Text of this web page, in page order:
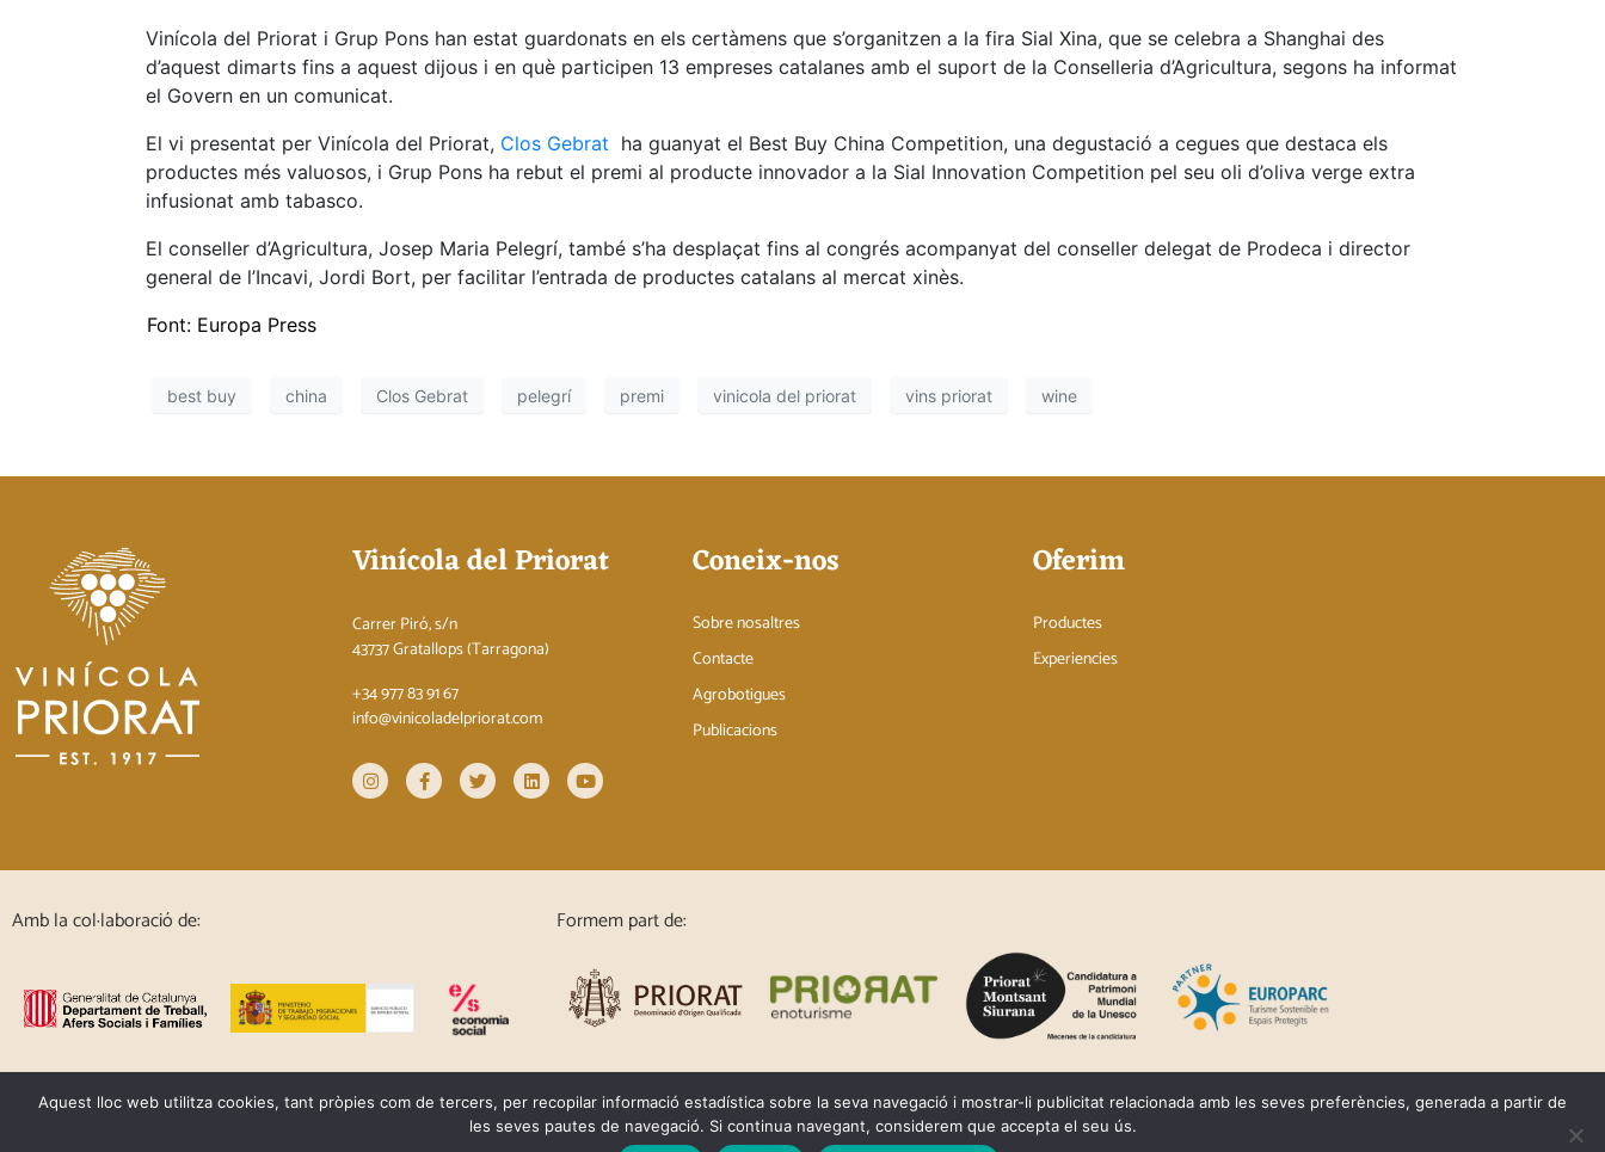
Vinícola del Priorat i Grup Pons han estat guardonats en els certàmens que s’organitzen a la fira Sial Xina, que se celebra a Shanghai des
d’aquest dimarts fins a aquest dijous i en què participen 13 empreses catalanes amb el suport de la Conselleria d’Agricultura, segons ha informat
el Govern en un comunicat.
El vi presentat per Vinícola del Priorat, Clos Gebrat ha guanyat el Best Buy China Competition, una degustació a cegues que destaca els
productes més valuosos, i Grup Pons ha rebut el premi al producte innovador a la Sial Innovation Competition pel seu oli d’oliva verge extra
infusionat amb tabasco.
El conseller d’Agricultura, Josep Maria Pelegrí, també s’ha desplaçat fins al congrés acompanyat del conseller delegat de Prodeca i director
general de l’Incavi, Jordi Bort, per facilitar l’entrada de productes catalans al mercat xinès.
Font: Europa Press
best buy china Clos Gebrat pelegrí premi vinicola del priorat vins priorat wine
Vinícola del Priorat
Carrer Piró, s/n
43737 Gratallops (Tarragona)
+34 977 83 91 67
info@vinicoladelpriorat.com
Coneix-nos
Sobre nosaltres
Contacte
Agrobotigues
Publicacions
Oferim
Productes
Experiencies
Amb la col·laboració de: Formem part de:
Aquest lloc web utilitza cookies, tant pròpies com de tercers, per recopilar informació estadística sobre la seva navegació i mostrar-li publicitat relacionada amb les seves preferències, generada a partir de
les seves pautes de navegació. Si continua navegant, considerem que accepta el seu ús.